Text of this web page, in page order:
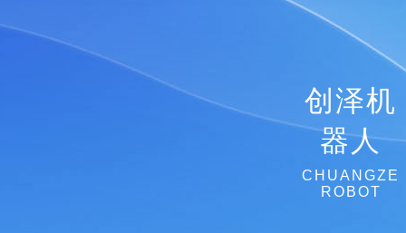
创泽机
器人
CHUANGZE
ROBOT